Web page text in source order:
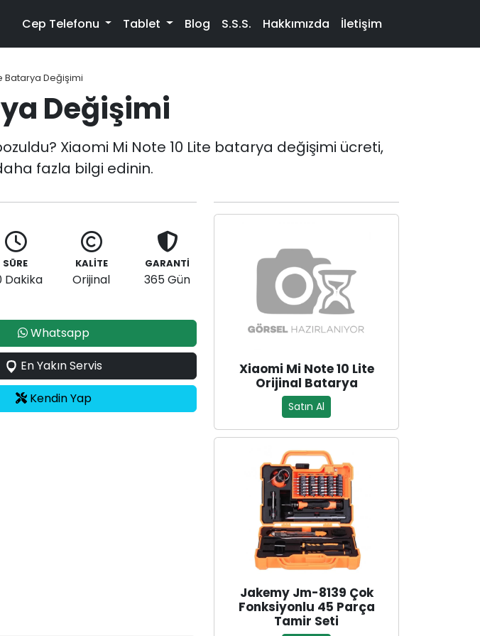
Cep Telefonu Tablet Blog S.S.S. Hakkımızda İletişim
Batarya Değişimi
Değişimi
Xiaomi Mi Note 10 Lite batarya değişimi ücreti,
fazla bilgi edinin.
SÜRE
Dakika
KALİTE
Orijinal
GARANTİ
365 Gün
Whatsapp
En Yakın Servis
Kendin Yap
Xiaomi Mi Note 10 Lite
Orijinal Batarya
Satın Al
Jakemy Jm-8139 Çok
Fonksiyonlu 45 Parça
Tamir Seti